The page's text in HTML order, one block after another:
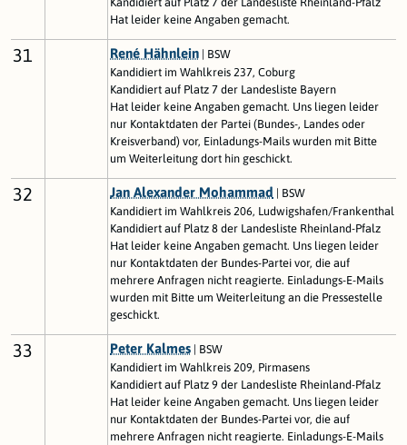
Hat leider keine Angaben gemacht.
31 René Hähnlein | BSW
Kandidiert im Wahlkreis 237, Coburg
Kandidiert auf Platz 7 der Landesliste Bayern
Hat leider keine Angaben gemacht. Uns liegen leider
nur Kontaktdaten der Partei (Bundes-, Landes oder
Kreisverband) vor, Einladungs-Mails wurden mit Bitte
um Weiterleitung dort hin geschickt.
32 Jan Alexander Mohammad | BSW
Kandidiert im Wahlkreis 206, Ludwigshafen/Frankenthal
Kandidiert auf Platz 8 der Landesliste Rheinland-Pfalz
Hat leider keine Angaben gemacht. Uns liegen leider
nur Kontaktdaten der Bundes-Partei vor, die auf
mehrere Anfragen nicht reagierte. Einladungs-E-Mails
wurden mit Bitte um Weiterleitung an die Pressestelle
geschickt.
33 Peter Kalmes | BSW
Kandidiert im Wahlkreis 209, Pirmasens
Kandidiert auf Platz 9 der Landesliste Rheinland-Pfalz
Hat leider keine Angaben gemacht. Uns liegen leider
nur Kontaktdaten der Bundes-Partei vor, die auf
mehrere Anfragen nicht reagierte. Einladungs-E-Mails